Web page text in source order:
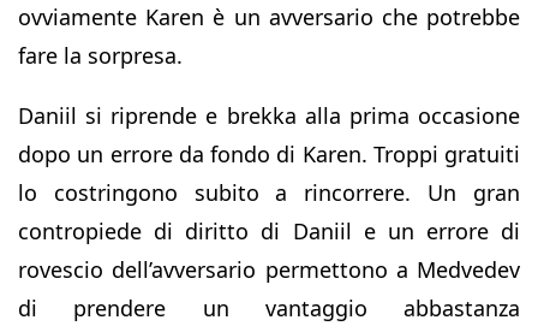
ovviamente Karen è un avversario che potrebbe
fare la sorpresa.
Daniil si riprende e brekka alla prima occasione
dopo un errore da fondo di Karen. Troppi gratuiti
lo costringono subito a rincorrere. Un gran
contropiede di diritto di Daniil e un errore di
rovescio dell’avversario permettono a Medvedev
di prendere un vantaggio abbastanza